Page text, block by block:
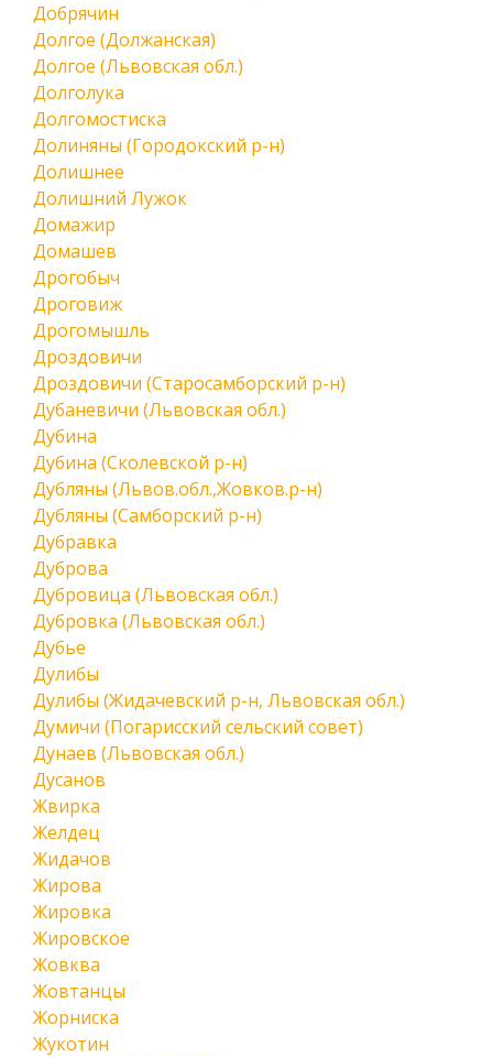
Добрячин
Долгое (Должанская)
Долгое (Львовская обл.)
Долголука
Долгомостиска
Долиняны (Городокский р-н)
Долишнее
Долишний Лужок
Домажир
Домашев
Дрогобыч
Дроговиж
Дрогомышль
Дроздовичи
Дроздовичи (Старосамборский р-н)
Дубаневичи (Львовская обл.)
Дубина
Дубина (Сколевской р-н)
Дубляны (Львов.обл.,Жовков.р-н)
Дубляны (Самборский р-н)
Дубравка
Дуброва
Дубровица (Львовская обл.)
Дубровка (Львовская обл.)
Дубье
Дулибы
Дулибы (Жидачевский р-н, Львовская обл.)
Думичи (Погарисский сельский совет)
Дунаев (Львовская обл.)
Дусанов
Жвирка
Желдец
Жидачов
Жирова
Жировка
Жировское
Жовква
Жовтанцы
Жорниска
Жукотин